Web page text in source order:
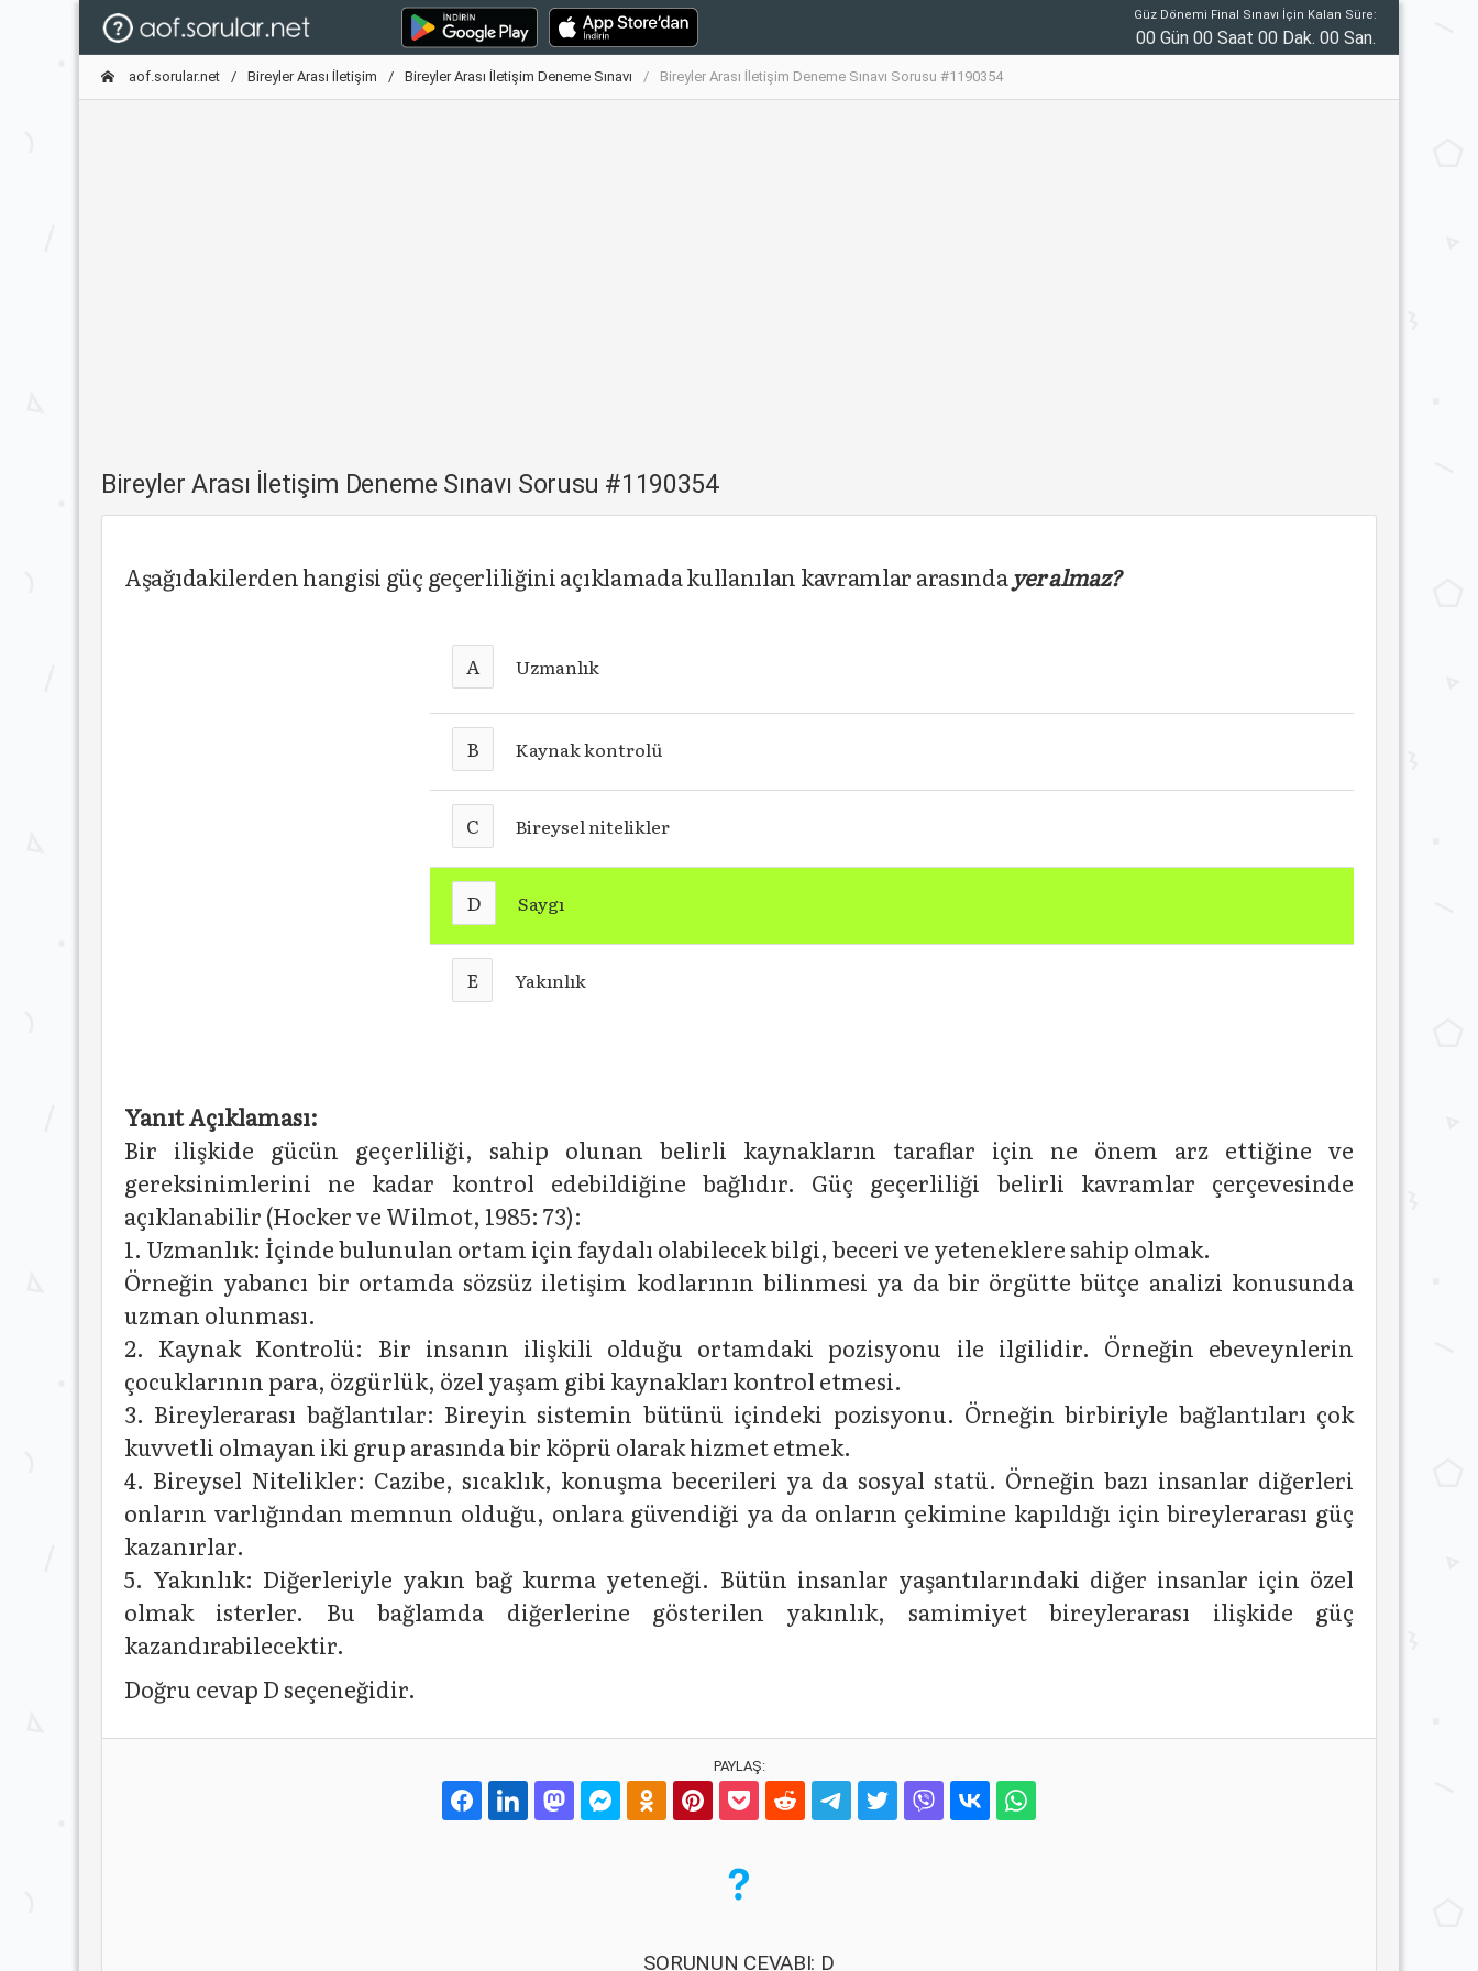
Güz Dönemi Final Sınavı İçin Kalan Süre:
00 Gün 00 Saat 00 Dak. 00 San.
aof.sorular.net Bireyler Arası İletişim Bireyler Arası İletişim Deneme Sınavı Bireyler Arası İletişim Deneme Sınavı Sorusu #1190354
Bireyler Arası İletişim Deneme Sınavı Sorusu #1190354
Aşağıdakilerden hangisi güç geçerliliğini açıklamada kullanılan kavramlar arasındayer almaz?
A Uzmanlık
B Kaynak kontrolü
C Bireysel nitelikler
D Saygı
E Yakınlık
Yanıt Açıklaması:
Bir ilişkide gücün geçerliliği, sahip olunan belirli kaynakların taraflar için ne önem arz ettiğine ve
gereksinimlerini ne kadar kontrol edebildiğine bağlıdır. Güç geçerliliği belirli kavramlar çerçevesinde
açıklanabilir (Hocker ve Wilmot, 1985: 73):
1. Uzmanlık: İçinde bulunulan ortam için faydalı olabilecek bilgi, beceri ve yeteneklere sahip olmak.
Örneğin yabancı bir ortamda sözsüz iletişim kodlarının bilinmesi ya da bir örgütte bütçe analizi konusunda
uzman olunması.
2. Kaynak Kontrolü: Bir insanın ilişkili olduğu ortamdaki pozisyonu ile ilgilidir. Örneğin ebeveynlerin
çocuklarının para, özgürlük, özel yaşam gibi kaynakları kontrol etmesi.
3. Bireylerarası bağlantılar: Bireyin sistemin bütünü içindeki pozisyonu. Örneğin birbiriyle bağlantıları çok
kuvvetli olmayan iki grup arasında bir köprü olarak hizmet etmek.
4. Bireysel Nitelikler: Cazibe, sıcaklık, konuşma becerileri ya da sosyal statü. Örneğin bazı insanlar diğerleri
onların varlığından memnun olduğu, onlara güvendiği ya da onların çekimine kapıldığı için bireylerarası güç
kazanırlar.
5. Yakınlık: Diğerleriyle yakın bağ kurma yeteneği. Bütün insanlar yaşantılarındaki diğer insanlar için özel
olmak isterler. Bu bağlamda diğerlerine gösterilen yakınlık, samimiyet bireylerarası ilişkide güç
kazandırabilecektir.
Doğru cevap D seçeneğidir.
PAYLAŞ:
SORUNUN CEVABI: D